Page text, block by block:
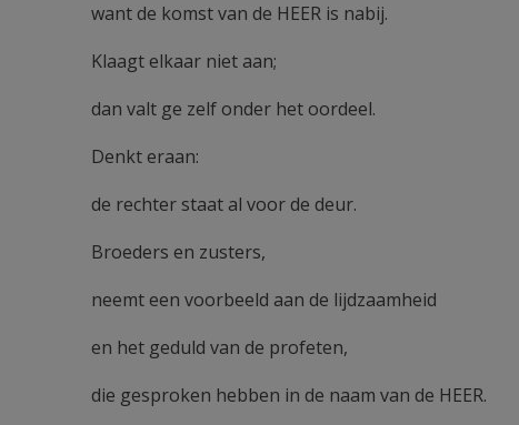
want de komst van de HEER is nabij.
Klaagt elkaar niet aan;
dan valt ge zelf onder het oordeel.
Denkt eraan:
de rechter staat al voor de deur.
Broeders en zusters,
neemt een voorbeeld aan de lijdzaamheid
en het geduld van de profeten,
die gesproken hebben in de naam van de HEER.